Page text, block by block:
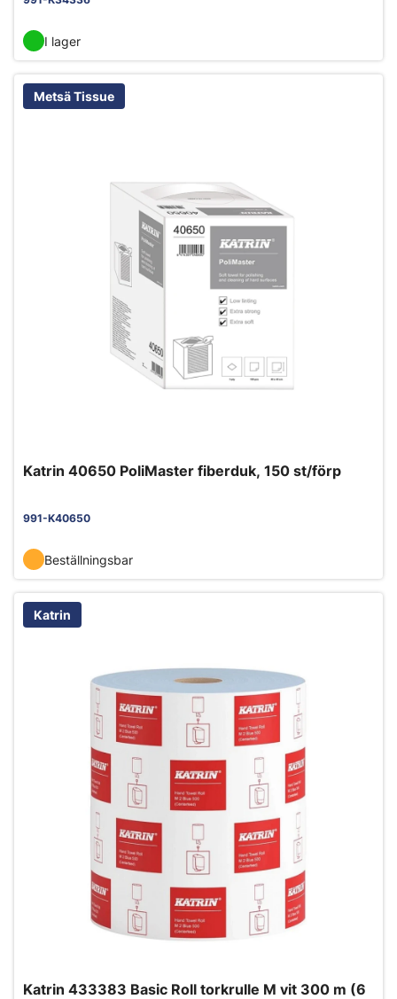
I lager
Metsä Tissue
Katrin 40650 PoliMaster fiberduk, 150 st/förp
991-K40650
Beställningsbar
Katrin
Katrin 433383 Basic Roll torkrulle M vit 300 m (6